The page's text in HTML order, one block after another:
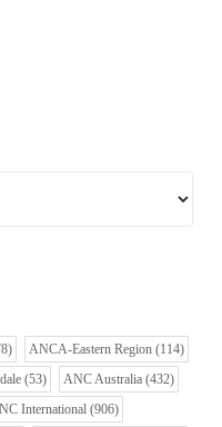
ANCA-Eastern Region (114)
(53) ANC Australia (432)
International (906)